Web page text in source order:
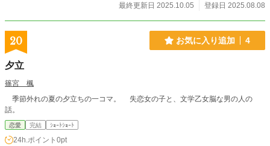
最終更新日 2025.10.05
登録日 2025.08.08
20 お気に入り追加 4
夕立
篠宮 楓
季節外れの夏の夕立ちの一コマ。 失恋女の子と、文学乙女脳な男の人の
話。
恋愛 完結 ｼｮｰﾄｼｮｰﾄ
24h.ポイント 0pt